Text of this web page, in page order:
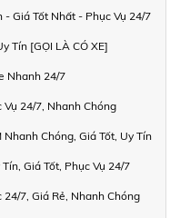
- Giá Tốt Nhất - Phục Vụ 24/7
Tín [GỌI LÀ CÓ XE]
Nhanh 24/7
Vụ 24/7, Nhanh Chóng
Chóng, Giá Tốt, Uy Tín
Giá Tốt, Phục Vụ 24/7
7, Giá Rẻ, Nhanh Chóng